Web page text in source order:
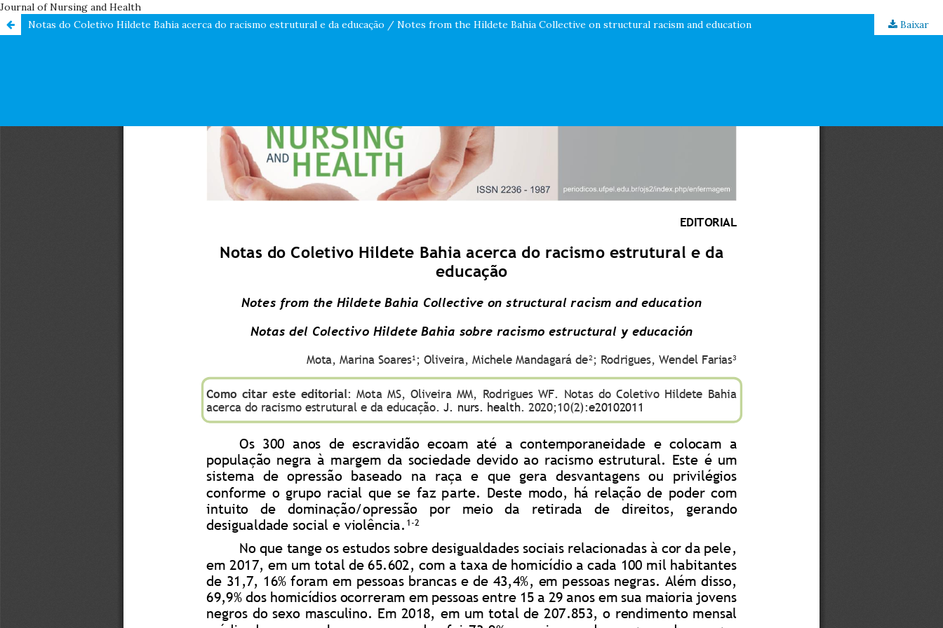
Journal of Nursing and Health
Notas do Coletivo Hildete Bahia acerca do racismo estrutural e da educação / Notes from the Hildete Bahia Collective on structural racism and education
Baixar